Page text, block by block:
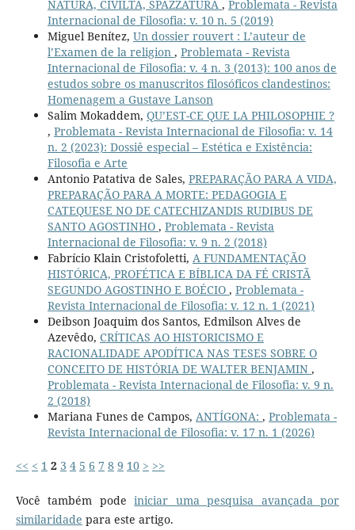
NATURA, CIVILTÀ, SPAZZATURA , Problemata - Revista
Internacional de Filosofia: v. 10 n. 5 (2019)
Miguel Benítez, Un dossier rouvert : L’auteur de
l’Examen de la religion , Problemata - Revista
Internacional de Filosofia: v. 4 n. 3 (2013): 100 anos de
estudos sobre os manuscritos filosóficos clandestinos:
Homenagem a Gustave Lanson
Salim Mokaddem, QU’EST-CE QUE LA PHILOSOPHIE ?
, Problemata - Revista Internacional de Filosofia: v. 14
n. 2 (2023): Dossiê especial – Estética e Existência:
Filosofia e Arte
Antonio Patativa de Sales, PREPARAÇÃO PARA A VIDA,
PREPARAÇÃO PARA A MORTE: PEDAGOGIA E
CATEQUESE NO DE CATECHIZANDIS RUDIBUS DE
SANTO AGOSTINHO , Problemata - Revista
Internacional de Filosofia: v. 9 n. 2 (2018)
Fabrício Klain Cristofoletti, A FUNDAMENTAÇÃO
HISTÓRICA, PROFÉTICA E BÍBLICA DA FÉ CRISTÃ
SEGUNDO AGOSTINHO E BOÉCIO , Problemata -
Revista Internacional de Filosofia: v. 12 n. 1 (2021)
Deibson Joaquim dos Santos, Edmilson Alves de
Azevêdo, CRÍTICAS AO HISTORICISMO E
RACIONALIDADE APODÍTICA NAS TESES SOBRE O
CONCEITO DE HISTÓRIA DE WALTER BENJAMIN ,
Problemata - Revista Internacional de Filosofia: v. 9 n.
2 (2018)
Mariana Funes de Campos, ANTÍGONA: , Problemata -
Revista Internacional de Filosofia: v. 17 n. 1 (2026)
<< < 1 2 3 4 5 6 7 8 9 10 > >>
Você também podeiniciar uma pesquisa avançada por
similaridade para este artigo.